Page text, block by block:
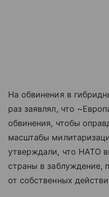
На обвинения в
раз заявлял, что
обвинения, чтобы
масштабы
утверждали, что НАТО
страны в заблуждение,
от собственных